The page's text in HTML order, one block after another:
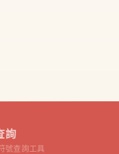
詢
號查詢工具